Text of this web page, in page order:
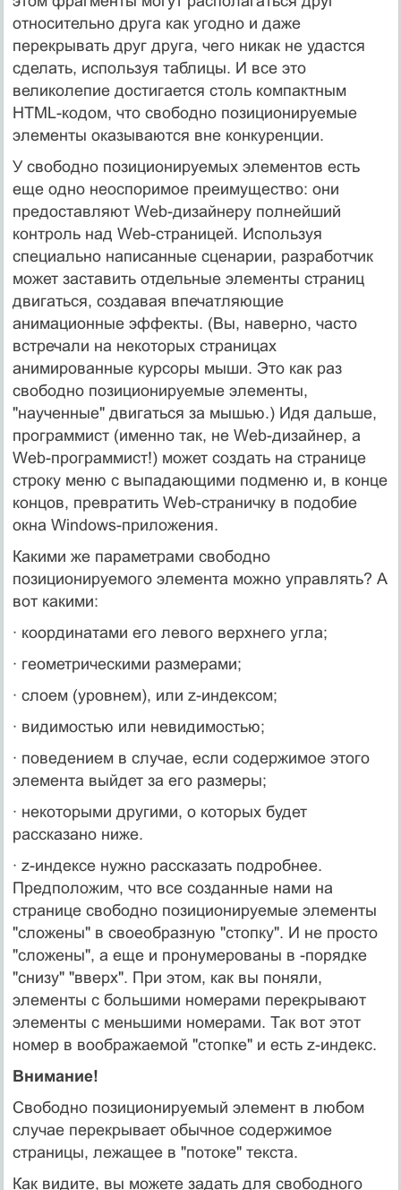
относительно друга как угодно и даже
перекрывать друг друга, чего никак не удастся
сделать, используя таблицы. И все это
великолепие достигается столь компактным
HTML-кодом, что свободно позиционируемые
элементы оказываются вне конкуренции.
У свободно позиционируемых элементов есть
еще одно неоспоримое преимущество: они
предоставляют Web-дизайнеру полнейший
контроль над Web-страницей. Используя
специально написанные сценарии, разработчик
может заставить отдельные элементы страниц
двигаться, создавая впечатляющие
анимационные эффекты. (Вы, наверно, часто
встречали на некоторых страницах
анимированные курсоры мыши. Это как раз
свободно позиционируемые элементы,
"наученные" двигаться за мышью.) Идя дальше,
программист (именно так, не Web-дизайнер, а
Web-программист!) может создать на странице
строку меню с выпадающими подменю и, в конце
концов, превратить Web-страничку в подобие
окна Windows-приложения.
Какими же параметрами свободно
позиционируемого элемента можно управлять? А
вот какими:
· координатами его левого верхнего угла;
· геометрическими размерами;
· слоем (уровнем), или z-индексом;
· видимостью или невидимостью;
· поведением в случае, если содержимое этого
элемента выйдет за его размеры;
· некоторыми другими, о которых будет
рассказано ниже.
· z-индексе нужно рассказать подробнее.
Предположим, что все созданные нами на
странице свободно позиционируемые элементы
"сложены" в своеобразную "стопку". И не просто
"сложены", а еще и пронумерованы в -порядке
"снизу" "вверх". При этом, как вы поняли,
элементы с большими номерами перекрывают
элементы с меньшими номерами. Так вот этот
номер в воображаемой "стопке" и есть z-индекс.
Внимание!
Свободно позиционируемый элемент в любом
случае перекрывает обычное содержимое
страницы, лежащее в "потоке" текста.
Как видите, вы можете задать для свободного